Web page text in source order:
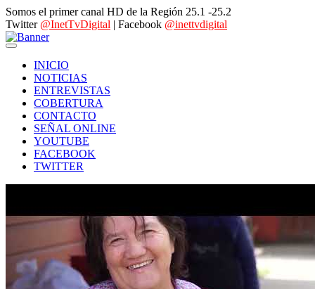
Somos el primer canal HD de la Región 25.1 -25.2
Twitter @InetTvDigital | Facebook @inettvdigital
INICIO
NOTICIAS
ENTREVISTAS
COBERTURA
CONTACTO
SEÑAL ONLINE
YOUTUBE
FACEBOOK
TWITTER